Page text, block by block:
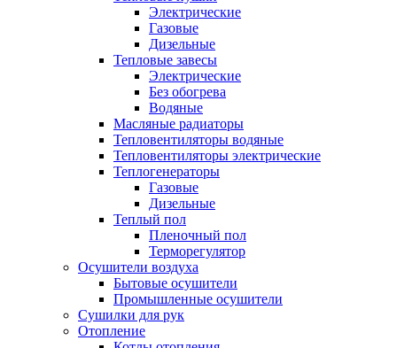
Электрические
Газовые
Дизельные
Тепловые завесы
Электрические
Без обогрева
Водяные
Масляные радиаторы
Тепловентиляторы водяные
Тепловентиляторы электрические
Теплогенераторы
Газовые
Дизельные
Теплый пол
Пленочный пол
Терморегулятор
Осушители воздуха
Бытовые осушители
Промышленные осушители
Сушилки для рук
Отопление